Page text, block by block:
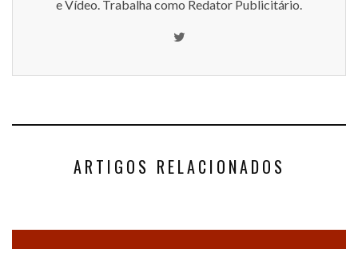
e Vídeo. Trabalha como Redator Publicitário.
ARTIGOS RELACIONADOS